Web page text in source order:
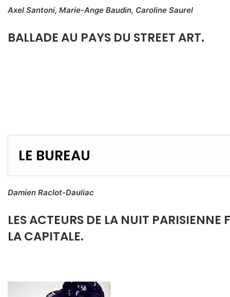
Axel Santoni, Marie-Ange Baudin, Caroline Saurel
BALLADE AU PAYS DU STREET ART.
LE BUREAU
Damien Raclot-Dauliac
LES ACTEURS DE LA NUIT PARISIENNE
LA CAPITALE.